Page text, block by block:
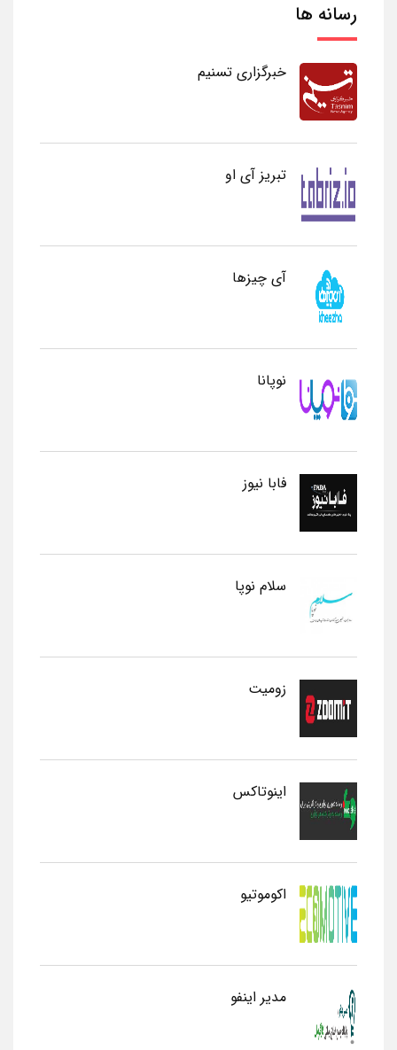
رسانه ها
خبرگزاری تسنیم
تبریز آی او
آی چیزها
نوپانا
فابا نیوز
سلام نوپا
زومیت
اینوتاکس
اکوموتیو
مدیر اینفو